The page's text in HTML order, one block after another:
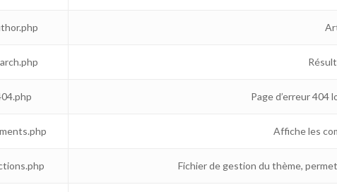
Page d’erreur 404
Affiche les
Fichier de gestion du thème,